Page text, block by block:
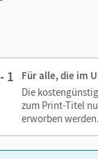
dieses E-
können.
Kein
1
Für alle, die im
Die
zum Print-Titel
erworben werden.